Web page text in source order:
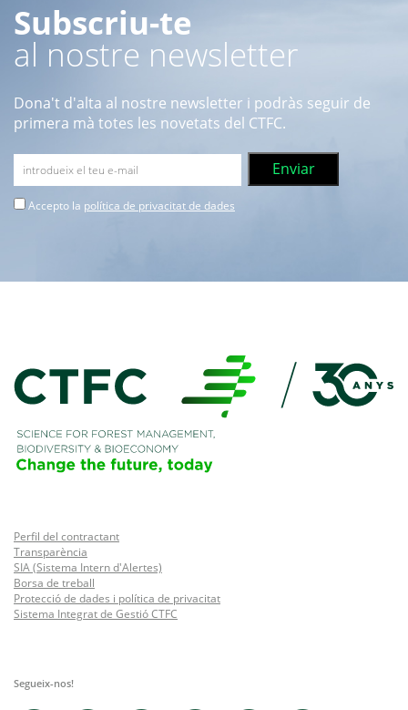
Subscriu-te
al nostre newsletter
Dona't d'alta al nostre newsletter i podràs seguir de
primera mà totes les novetats del CTFC.
Accepto la política de privacitat de dades
Perfil del contractant
Transparència
SIA (Sistema Intern d'Alertes)
Borsa de treball
Protecció de dades i política de privacitat
Sistema Integrat de Gestió CTFC
Segueix-nos!